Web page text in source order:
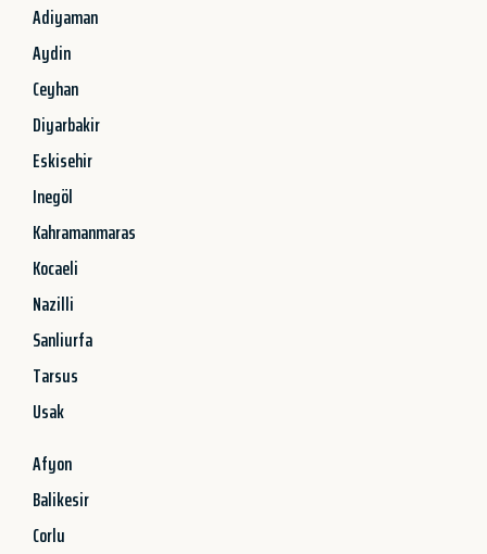
Adiyaman
Aydin
Ceyhan
Diyarbakir
Eskisehir
Inegöl
Kahramanmaras
Kocaeli
Nazilli
Sanliurfa
Tarsus
Usak
Afyon
Balikesir
Corlu